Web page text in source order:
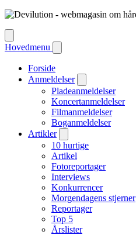
Hovedmenu
Forside
Anmeldelser
Pladeanmeldelser
Koncertanmeldelser
Filmanmeldelser
Boganmeldelser
Artikler
10 hurtige
Artikel
Fotoreportager
Interviews
Konkurrencer
Morgendagens stjerner
Reportager
Top 5
Årslister